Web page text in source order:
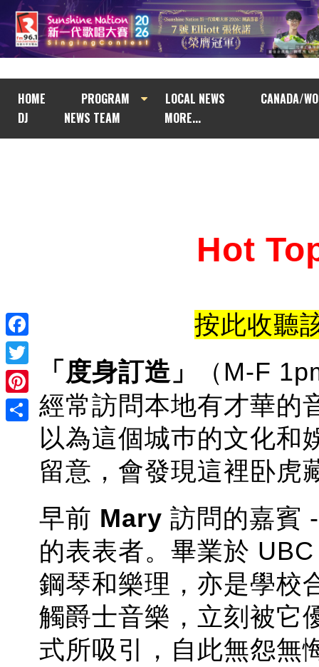
HOME PROGRAM LOCAL NEWS
CANADA/
DJ
NEWS TEAM MORE...
Facebook
Twitter
Pinterest
Hot
按此收聽
「度身訂造」
（M-F
經常訪問本地有才華的
以為這個城巿的文化和
留意，會發現這裡卧虎
早前 Mary 訪問的嘉賓
的表表者。畢業於
鋼琴和樂理，亦是學校
觸爵士音樂，立刻被它
式所吸引， 自此無怨無